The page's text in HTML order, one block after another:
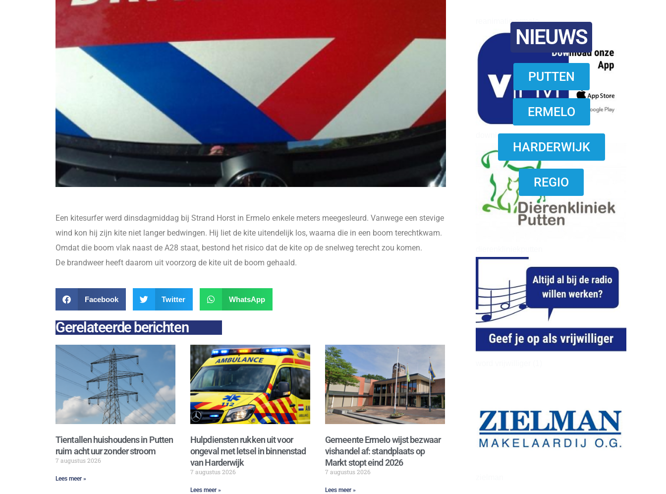
reanimatie ermelo
download onzze App
NIEUWS
PUTTEN
ERMELO
HARDERWIJK
REGIO
Een kitesurfer werd dinsdagmiddag bij Strand Horst in Ermelo enkele meters meegesleurd. Vanwege een stevige
wind kon hij zijn kite niet langer bedwingen. Hij liet de kite uitendelijk los, waarna die in een boom terechtkwam.
Omdat die boom vlak naast de A28 staat, bestond het risico dat de kite op de snelweg terecht zou komen.
De brandweer heeft daarom uit voorzorg de kite uit de boom gehaald.
Facebook Twitter WhatsApp
Gerelateerde berichten
Tientallen huishoudens in Putten
ruim acht uur zonder stroom
7 augustus 2026
Lees meer »
Hulpdiensten rukken uit voor
ongeval met letsel in binnenstad
van Harderwijk
7 augustus 2026
Lees meer »
Gemeente Ermelo wijst bezwaar
vishandel af: standplaats op
Markt stopt eind 2026
7 augustus 2026
Lees meer »